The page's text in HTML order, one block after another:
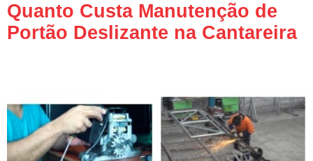
Quanto Custa Manutenção de
Portão Deslizante na Cantareira